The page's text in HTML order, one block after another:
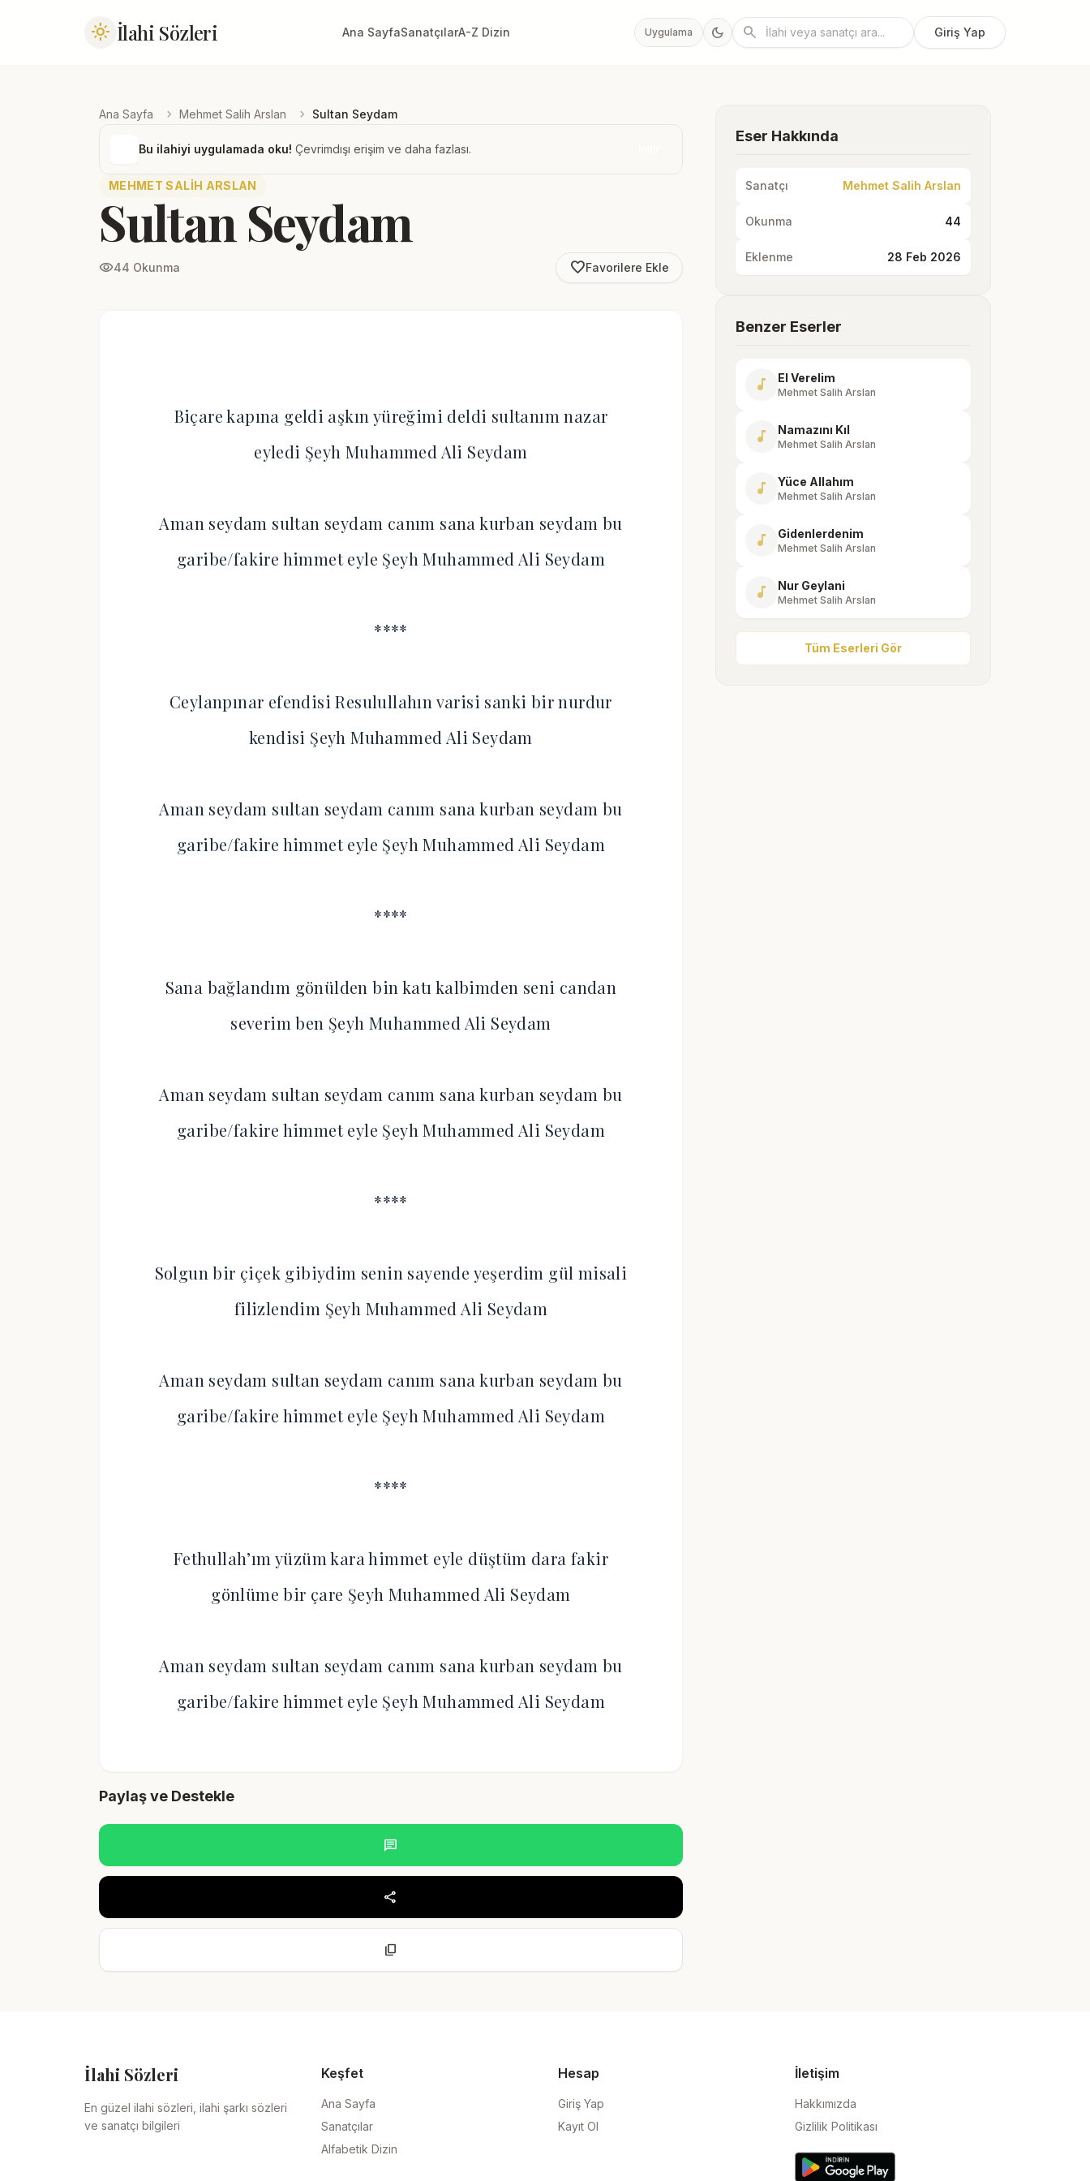
light_mode İlahi Sözleri Ana SayfaSanatçılarA-Z Dizin Uygulama dark_mode search Giriş Yap
Ana Sayfa chevron_right Mehmet Salih Arslan chevron_right Sultan Seydam
Bu ilahiyi uygulamada oku! Çevrimdışı erişim ve daha fazlası.
MEHMET SALIH ARSLAN
Sultan Seydam
visibility44 Okunma favorite_borderFavorilere Ekle
Biçare kapına geldi aşkın yüreğimi deldi sultanım nazar
eyledi Şeyh Muhammed Ali Seydam
Aman seydam sultan seydam canım sana kurban seydam bu
garibe/fakire himmet eyle Şeyh Muhammed Ali Seydam
****
Ceylanpınar efendisi Resulullahın varisi sanki bir nurdur
kendisi Şeyh Muhammed Ali Seydam
Aman seydam sultan seydam canım sana kurban seydam bu
garibe/fakire himmet eyle Şeyh Muhammed Ali Seydam
****
Sana bağlandım gönülden bin katı kalbimden seni candan
severim ben Şeyh Muhammed Ali Seydam
Aman seydam sultan seydam canım sana kurban seydam bu
garibe/fakire himmet eyle Şeyh Muhammed Ali Seydam
****
Solgun bir çiçek gibiydim senin sayende yeşerdim gül misali
filizlendim Şeyh Muhammed Ali Seydam
Aman seydam sultan seydam canım sana kurban seydam bu
garibe/fakire himmet eyle Şeyh Muhammed Ali Seydam
****
Fethullah’ım yüzüm kara himmet eyle düştüm dara fakir
gönlüme bir çare Şeyh Muhammed Ali Seydam
Aman seydam sultan seydam canım sana kurban seydam bu
garibe/fakire himmet eyle Şeyh Muhammed Ali Seydam
Paylaş ve Destekle
chat
share
content_copy
Eser Hakkında
Sanatçı Mehmet Salih Arslan
Okunma 44
Eklenme 28 Feb 2026
Benzer Eserler
music_note El Verelim
Mehmet Salih Arslan
music_note Namazını Kıl
Mehmet Salih Arslan
music_note Yüce Allahım
Mehmet Salih Arslan
music_note Gidenlerdenim
Mehmet Salih Arslan
music_note Nur Geylani
Mehmet Salih Arslan
Tüm Eserleri Gör
İlahi Sözleri
En güzel ilahi sözleri, ilahi şarkı sözleri
ve sanatçı bilgileri
Keşfet
Ana Sayfa
Sanatçılar
Alfabetik Dizin
Hesap
Giriş Yap
Kayıt Ol
İletişim
Hakkımızda
Gizlilik Politikası